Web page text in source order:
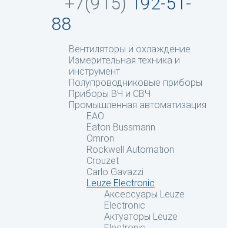
88
Вентиляторы и охлаждение
Измерительная техника и
инструмент
Полупроводниковые приборы
Приборы ВЧ и СВЧ
Промышленная автоматизация
EAO
Eaton Bussmann
Omron
Rockwell Automation
Crouzet
Carlo Gavazzi
Leuze Electronic
Аксессуары Leuze
Electronic
Актуаторы Leuze